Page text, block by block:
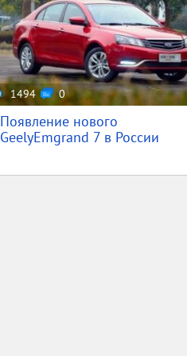
1494 0
Появление нового
GeelyEmgrand 7 в России